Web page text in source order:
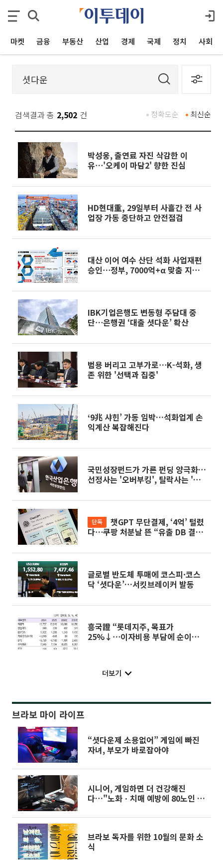
마켓 금융 부동산 산업 경제 국제 정치 사회
검색결과 총 2,502 건 최신순
정확도순
박성웅, 출연료 자진 삭감한 이
유⋯'오케이 마담2' 향한 진심
HD현대重, 29일부터 사흘간 전 사
업장 가동 중단하고 안전점검
대산 이어 여수 산단 석화 사업재편
승인⋯정부, 7000억+α 맞춤 지원
IBK기업은행도 변동형 주담대 중
단⋯은행권 ‘대출 셧다운’ 확산
범용 버리고 고부가로⋯K-석화, 생
존 위한 '선택과 집중'
‘9兆 샤힌’ 가동 임박…석화업계 손
익계산 복잡해진다
국민성장펀드가 가른 펀딩 양극화…
선정사는 '오버부킹', 탈락사는 '셧
단독
다⋯쿠팡 처분날 뜬 “유출 DB 결합
글로벌 반도체 투매에 코스피·코스
닥 ‘셧다운’…서킷브레이커 발동
흥국證 “롯데지주, 목표가
25%↓⋯이자비용 부담에 순이익
더보기
브라보 마이 라이프
“셧다운제 소용없어” 게임에 빠진
자녀, 부모가 바로잡아야
시니어, 게임하면 더 건강해진
다…"노화ㆍ치매 예방에 80노인 꿈
브라보 독자를 위한 10월의 문화 소
식